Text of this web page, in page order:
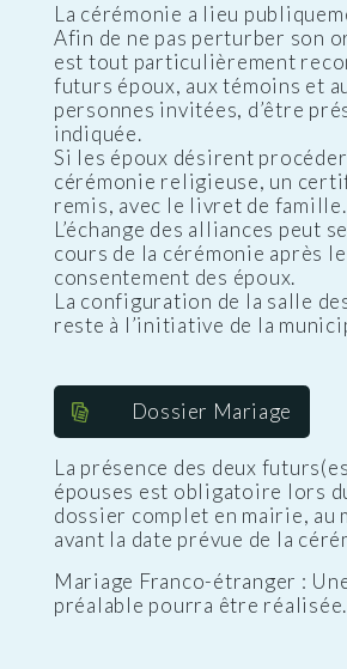
La cérémonie a lieu
Afin de ne pas perturber son
est tout particulièrement
futurs époux, aux témoins et
personnes invitées, d’être
indiquée.
Si les époux désirent procéder
cérémonie religieuse, un
remis, avec le livret de famille.
L’échange des alliances peut
cours de la cérémonie après le
consentement des époux.
La configuration de la salle
reste à l’initiative de la
Dossier Mariage
La présence des deux
épouses est obligatoire lors
dossier complet en mairie, au
avant la date prévue de la
Mariage Franco-étranger :
préalable pourra être réalisée.